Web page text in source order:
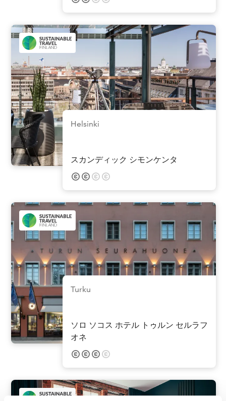
Helsinki
スカンディック シモンケンタ
Turku
ソロ ソコス ホテル トゥルン セルラフ
オネ